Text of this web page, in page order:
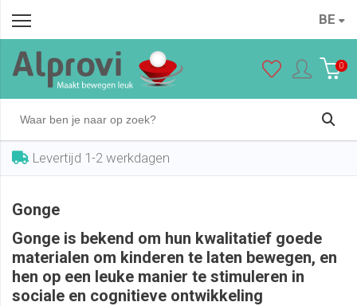
BE
0
Levertijd 1-2 werkdagen
Gonge
Gonge is bekend om hun kwalitatief goede
materialen om kinderen te laten bewegen, en
hen op een leuke manier te stimuleren in
sociale en cognitieve ontwikkeling